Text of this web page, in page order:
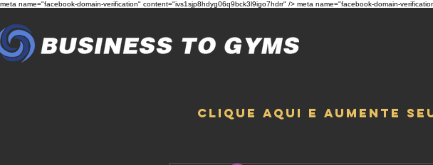
meta name="facebook-domain-verification" content="ivs1sjp8hdyg06q9bck3l9igo7hdrr" /> meta name="facebook-domain-
Clique aqui e aumente